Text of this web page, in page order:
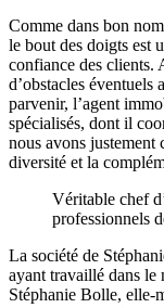
Comme dans bon
le bout des doigts est
confiance des clients.
d’obstacles éventuels
parvenir, l’agent
spécialisés, dont il
nous avons justement
diversité et la
Véritable chef
professionnels
La société de
ayant travaillé dans le
Stéphanie Bolle, elle-